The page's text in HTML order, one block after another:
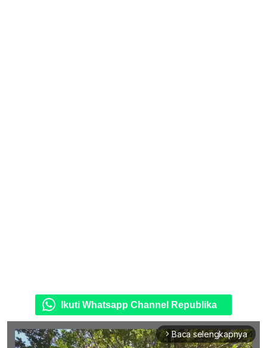
Ikuti Whatsapp Channel Republika
arrow_forward_ios Baca selengkapnya